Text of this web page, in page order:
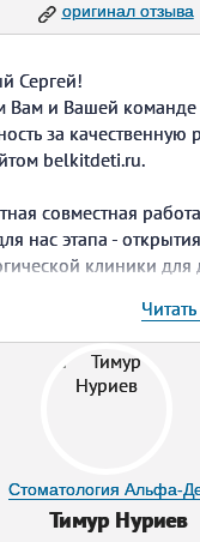
оригинал отзыва
Сергей!
Вам и Вашей команде
за качественную
belkitdeti.ru.
совместная
нас этапа -
клиники для
«Pilot» мы нашли
важно:
в сжатые сроки,
наши предложения и
со многими веб-
и можем сказать,
Стоматология Альфа-
Тимур Нуриев